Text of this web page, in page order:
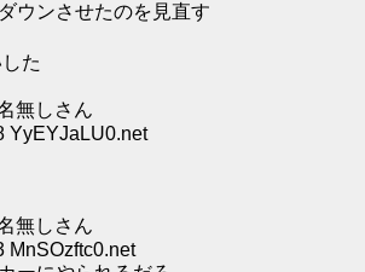
ウンさせたのを見直す
た
無しさん
YyEYJaLU0.net
無しさん
MnSOzftc0.net